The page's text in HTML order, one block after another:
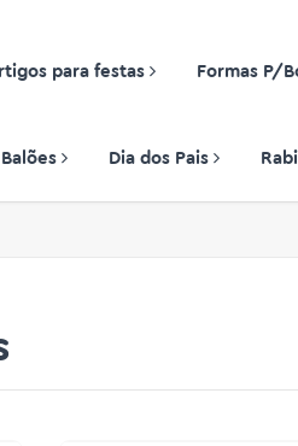
para festas Formas P/
Balões Dia dos Pais